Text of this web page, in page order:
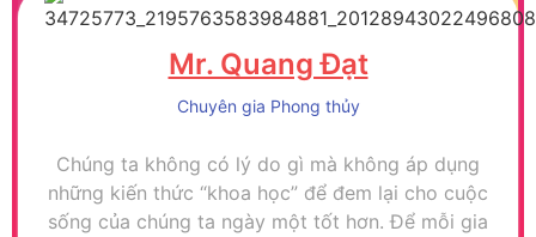
Mr. Quang Đạt
Chuyên gia Phong thủy
Chúng ta không có lý do gì mà không áp dụng
những kiến thức “khoa học” để đem lại cho cuộc
sống của chúng ta ngày một tốt hơn. Để mỗi gia